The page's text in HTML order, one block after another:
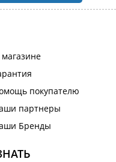
покупателю
партнеры
Бренды